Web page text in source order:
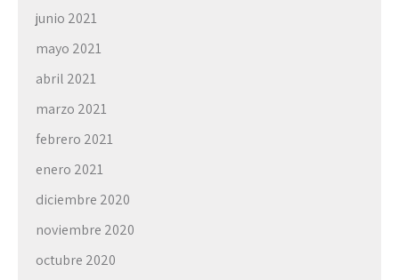
junio 2021
mayo 2021
abril 2021
marzo 2021
febrero 2021
enero 2021
diciembre 2020
noviembre 2020
octubre 2020